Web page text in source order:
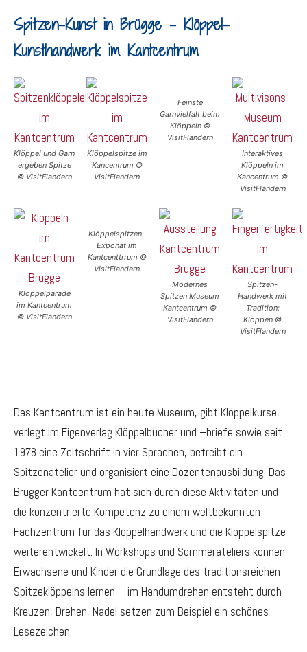
Spitzen-Kunst in Brügge – Klöppel-
Kunsthandwerk im Kantcentrum
Klöppel und Garn
ergeben Spitze
© VisitFlandern
Klöppelspitze im
Kancentrum ©
VisitFlandern
Feinste
Garnvielfalt beim
Klöppeln ©
VisitFlandern
Interaktives
Klöppeln im
Kancentrum ©
VisitFlandern
Klöppelparade
im Kantcentrum
© VisitFlandern
Klöppelspitzen-
Exponat im
Kantcenttrrum ©
VisitFlandern
Modernes
Spitzen Museum
Kantcentrum ©
VisitFlandern
Spitzen-
Handwerk mit
Tradition:
Klöppen ©
VisitFlandern
Das Kantcentrum ist ein heute Museum, gibt Klöppelkurse,
verlegt im Eigenverlag Klöppelbücher und –briefe sowie seit
1978 eine Zeitschrift in vier Sprachen, betreibt ein
Spitzenatelier und organisiert eine Dozentenausbildung. Das
Brügger Kantcentrum hat sich durch diese Aktivitäten und
die konzentrierte Kompetenz zu einem weltbekannten
Fachzentrum für das Klöppelhandwerk und die Klöppelspitze
weiterentwickelt. In Workshops und Sommerateliers können
Erwachsene und Kinder die Grundlage des traditionsreichen
Spitzeklöppelns lernen – im Handumdrehen entsteht durch
Kreuzen, Drehen, Nadel setzen zum Beispiel ein schönes
Lesezeichen.